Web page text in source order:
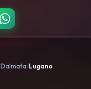
Dalmata Lugano